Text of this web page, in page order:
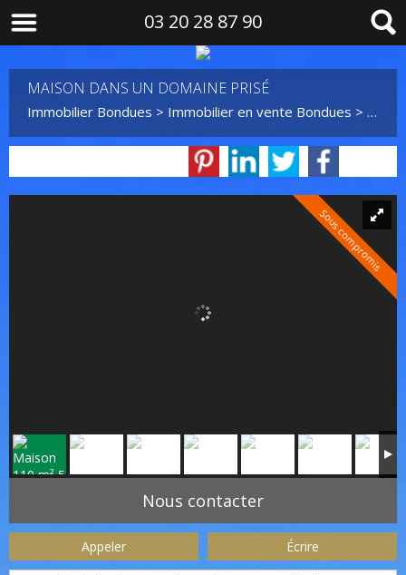
03 20 28 87 90
MAISON DANS UN DOMAINE PRISÉ
Immobilier Bondues > Immobilier en vente Bondues >
Sous compromis
Nous contacter
Appeler Écrire